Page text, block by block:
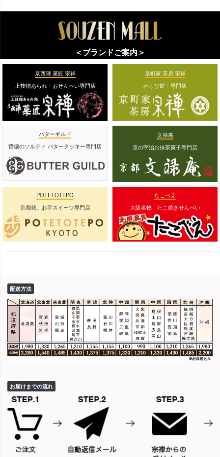
＜ブランドご案内＞
京西陣 菓匠 宗禅
上技物あられ・おせんべい専門店
京町家 茶房 宗禅
わらび餅・専門店
バターギルド
背徳のソルティ バタークッキー専門店
文禄庵
京の宇治お抹茶菓子専門店
POTETOTEPO
京都発。お芋スイーツ専門店
たこべえ
大阪名物 たこ焼きせんべい
配送方法
お届けまでの流れ